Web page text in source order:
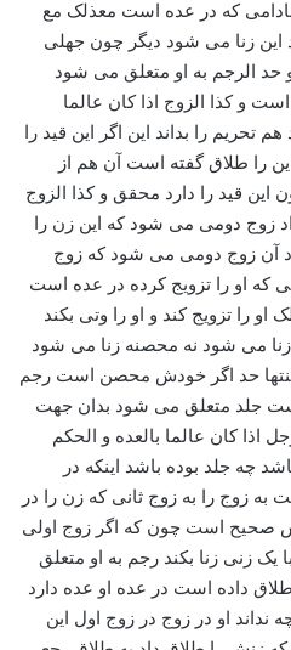
مادامی که در عده است معذلک مع
این زنا می شود دیگر چون جهلی
حد الرجم به او متعلق می شود
و کذا الزوج اذا کان عالما
تحریم را بداند این اگر این قید را
را طلاق گفته است آن هم از
قید را دارد محقق و کذا الزوج
زوج دومی می شود که این زن را
آن زوج دومی می شود که زوج
که او را تزویج کرده در عده است
را تزویج کند و او را وتی بکند
می شود نه محصنه زنا می شود
منتها حد اگر خودش محصن است رجم
جلد متعلق می شود بدان جهت
اذا کان عالما بالعده و الحکم
چه جلد بوده باشد اینکه در
به زوج را به زوج ثانی که زن را در
صحیح است چون که اگر زوج اولی
یک زنی زنا بکند رجم به او متعلق
داده است در عده او عده دارد
نداند او در زوج در زوج اول این